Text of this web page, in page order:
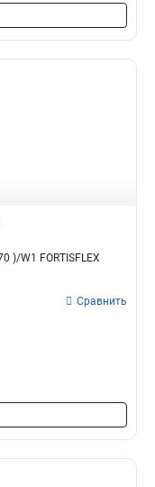
)/W1 FORTISFLEX
Сравнить